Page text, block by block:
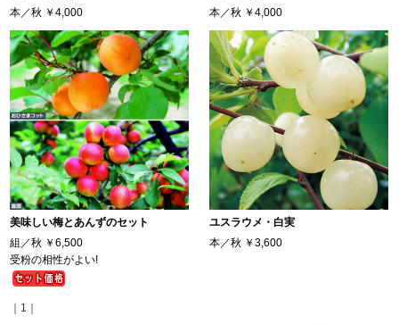
本／秋 ￥4,000
本／秋 ￥4,000
美味しい梅とあんずのセット
組／秋 ￥6,500
受粉の相性がよい!
ユスラウメ・白実
本／秋 ￥3,600
｜1｜